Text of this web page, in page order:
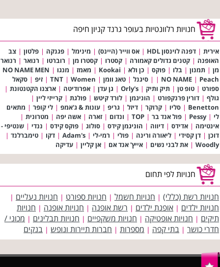
חנויות רלוונטיות בעופר גרנד קניון חיפה
אירית | דפנה לוינסון HDL | אס ווייר (היינס) | מינימל | פגנקה | פלטון | צב
האופנה | קטנים גדולים קאמורה | קסטרו | קסטרו מן | רוברטו | רנואר | רנואר
מן | תמנון | בלו | פוקס | כן ולא |
Kookai
| מאמז | מנגו |
NO NAME MEN
| NO NAME | Peach
| סיגנל | טאג וומן |
TNT | Women
| זיפ | סקאל
ספורט | טופ טן | תיק ותיק |
Orly's
| גן עדן | אפרודיטה | ארצנו הקטנטונת |
גולף | דורין פרנקפורט | הוניגמן | לורד קיטש | פולגת | קרייזי ליין |
Benetton
| סליו | קרוקר | דיזל | גריפ | עונות & ג'אמפ | לי קופר | מתאים
לי |
Pessy
| פול אנד בר |
TOP
| ונדום | זארה | אשה יפה | מטרונית |
אינטימה | אדידס | דיווה | הוניגמן קידס | סולוג | פוקס קידס | ננדי | שנטיפי -
דוכן | דן קסידי | ליאורה ורינה | פולי | רמי-לי |
Adam's
| דקו | טימברלנד |
Woodly
| את לבני נשים | אייץ' אנד אם | אן קליין | עדיקה
חנויות לפי תחום
חנויות רשת (כללי) | חנויות חשמל | חנויות ספורט | חנויות נעליים |
חנויות ילדים | אופנת ילדים | רשת אופנה | חנויות אופנה | חנויות
תיקים | חנויות אופטיקה | חנויות משקפיים | חנויות תבלינים | מכוני /
חדרי כושר | בתי קפה | מספרות | חברות תיירות ונופש | בנקים